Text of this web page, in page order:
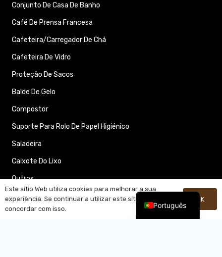
Conjunto De Casa De Banho
Café De Prensa Francesa
Cafeteira/Carregador De Chá
Cafeteira De Vidro
Proteção De Sacos
Balde De Gelo
Compostor
Suporte Para Rolo De Papel Higiénico
Saladeira
Caixote Do Lixo
Outros
Contactos
Este sítio Web utiliza cookies para melhorar a sua
experiência. Se continuar a utilizar este sítio, está a
concordar com isso.
OK
Português